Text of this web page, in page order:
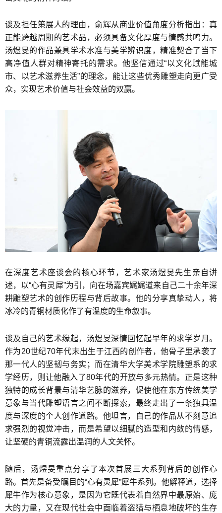
谈及担任策展人的理由，俞辉从商业价值角度分析指出：真
正能跨越周期的艺术品，必须具备文化厚度与情感共鸣力。
汤煜旻的作品兼具学术水准与美学辨识度，精准契合了当下
高净值人群对精神寄托的需求。他坚信通过“以文化赋能城
市、以艺术滋养生活”的理念，能让这些优秀雕塑走向更广受
众，实现艺术价值与社会效益的双赢。
在深度艺术座谈会的核心环节，艺术家汤煜旻先生亲自讲
述，以“心有灵犀”为引，向在场嘉宾娓娓道来自己二十余年深
耕雕塑艺术的创作历程与背后故事。他的分享真挚动人，将
冰冷的青铜材质化作了有温度的生命叙事。
谈及自己的艺术缘起，汤煜旻深情回忆起早年的求学岁月。
作为20世纪70年代末出生于江西的创作者，他骨子里承袭了
那一代人的坚韧与务实；而在清华大学美术学院雕塑系的求
学经历，则让他融入了80年代的开放与多元热情。正是这种
独特的成长背景与清华艺脉的滋养，促使他在东方传统美学
意象与当代雕塑语言之间不断探索，最终走出了一条独具温
度与深度的个人创作道路。他坦言，自己的作品从不刻意追
求强烈的视觉冲击，而是希望以细腻的造型和内敛的情感，
让坚硬的青铜流露出温润的人文关怀。
随后，汤煜旻重点分享了本次首展三大系列背后的创作心
路。首先是备受瞩目的“心有灵犀”犀牛系列。他解释道，选择
犀牛作为核心意象，是因为它既代表着自然界中最原始、庞
大的力量，又在现代社会中面临着盗猎与栖息地破坏的生存